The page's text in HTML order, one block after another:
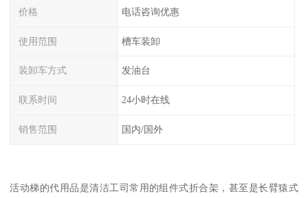
价格 电话咨询优惠
使用范围 槽车装卸
装卸车方式 发油台
联系时间 24小时在线
销售范围 国内/国外
活动梯的代用品是清洁工司常用的组件式折合架，甚至是长臂猿式